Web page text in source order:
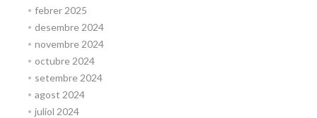
febrer 2025
desembre 2024
novembre 2024
octubre 2024
setembre 2024
agost 2024
juliol 2024